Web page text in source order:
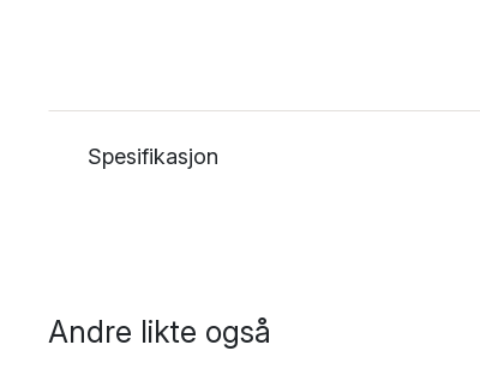
Spesifikasjon
Andre likte også